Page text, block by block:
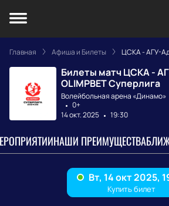
Главная Афиша и Билеты ЦСКА - АГУ-
Билеты матч ЦСКА -
OLIMPBET Суперлига
Волейбольная арена «Динамо»
0+
14 окт. 2025
19:30
НАШИ ПРЕИМУЩЕСТВА